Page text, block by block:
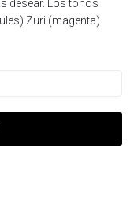
desear. Los tonos
Zuri (magenta)